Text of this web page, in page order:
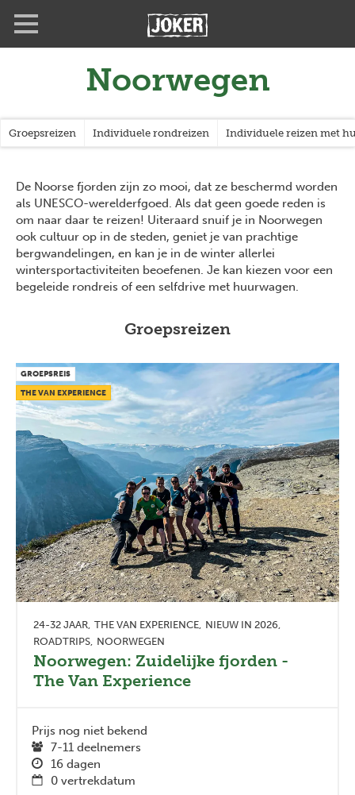
Noorwegen
Groepsreizen Individuele rondreizen Individuele reizen met
De Noorse fjorden zijn zo mooi, dat ze beschermd worden
als UNESCO-werelderfgoed. Als dat geen goede reden is
om naar daar te reizen! Uiteraard snuif je in Noorwegen
ook cultuur op in de steden, geniet je van prachtige
bergwandelingen, en kan je in de winter allerlei
wintersportactiviteiten beoefenen. Je kan kiezen voor een
begeleide rondreis of een selfdrive met huurwagen.
Groepsreizen
GROEPSREIS
THE VAN EXPERIENCE
24-32 JAAR THE VAN EXPERIENCE NIEUW IN 2026
ROADTRIPS NOORWEGEN
Noorwegen: Zuidelijke fjorden -
The Van Experience
Prijs nog niet bekend
7-11 deelnemers
16 dagen
0 vertrekdatum